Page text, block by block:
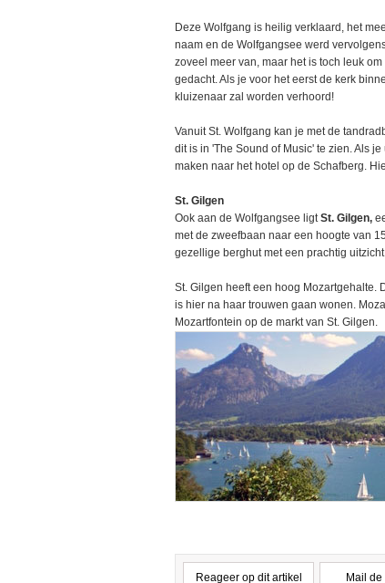
Deze Wolfgang is heilig verklaard, het
naam en de Wolfgangsee werd
zoveel meer van, maar het is toch leuk
gedacht. Als je voor het eerst de kerk
kluizenaar zal worden verhoord!
Vanuit St. Wolfgang kan je met de
dit is in 'The Sound of Music' te zien. Als
maken naar het hotel op de Schafberg.
St. Gilgen
Ook aan de Wolfgangsee ligtSt. Gilgen,
met de zweefbaan naar een hoogte van
gezellige berghut met een prachtig
St. Gilgen heeft een hoog Mozartgehalte.
is hier na haar trouwen gaan wonen.
Mozartfontein op de markt van St. Gilgen.
Reageer op dit artikel Mail